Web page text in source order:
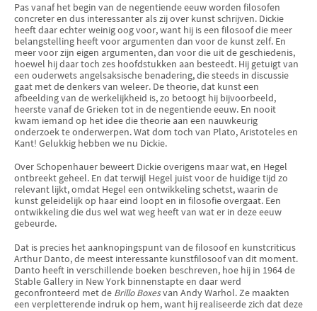
Pas vanaf het begin van de negentiende eeuw worden filosofen
concre­ter en dus interessanter als zij over kunst schrijven. Dickie
heeft daar echter weinig oog voor, want hij is een filosoof die meer
belangstelling heeft voor argumenten dan voor de kunst zelf. En
meer voor zijn eigen argumenten, dan voor die uit de geschiedenis,
hoewel hij daar toch zes hoofdstukken aan besteedt. Hij getuigt van
een ouderwets angelsaksische benadering, die steeds in discussie
gaat met de denkers van weleer. De theorie, dat kunst een
afbeelding van de werkelijkheid is, zo betoogt hij bijvoorbeeld,
heerste vanaf de Grieken tot in de negentiende eeuw. En nooit
kwam iemand op het idee die theorie aan een nauwkeurig
onderzoek te onderwerpen. Wat dom toch van Plato, Aristoteles en
Kant! Gelukkig hebben we nu Dickie.
Over Schopenhauer beweert Dickie overigens maar wat, en Hegel
ontbreekt geheel. En dat terwijl Hegel juist voor de huidige tijd zo
relevant lijkt, omdat Hegel een ontwikkeling schetst, waarin de
kunst geleidelijk op haar eind loopt en in filosofie overgaat. Een
ontwikkeling die dus wel wat weg heeft van wat er in deze eeuw
gebeurde.
Dat is precies het aanknopingspunt van de filosoof en kunstcriticus
Arthur Danto, de meest interessante kunstfilosoof van dit moment.
Danto heeft in verschillende boeken beschreven, hoe hij in 1964 de
Stable Gallery in New York binnenstapte en daar werd
geconfronteerd met de Brillo Boxesvan Andy Warhol. Ze maakten
een verpletterende indruk op hem, want hij realiseerde zich dat deze